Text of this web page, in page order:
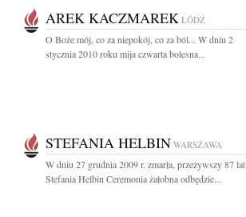
AREK KACZMAREK ŁÓDŹ
O Boże mój, co za niepokój, co za ból... W dniu 2
stycznia 2010 roku mija czwarta bolesna...
STEFANIA HELBIN WARSZAWA
W dniu 27 grudnia 2009 r. zmarła, przeżywszy 87 lat
Stefania Helbin Ceremonia żałobna odbędzie...